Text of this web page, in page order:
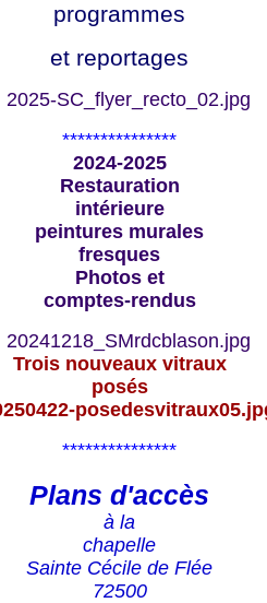
programmes
et reportages
***************
2024-2025
Restauration
intérieure
peintures murales
fresques
Photos et
comptes-rendus
Trois nouveaux vitraux
posés
***************
Plans d'accès
à la
chapelle
Sainte Cécile de Flée
72500